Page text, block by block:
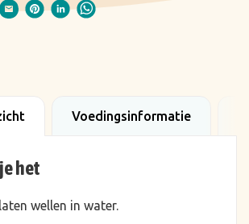
Voedingsinformatie
het
wellen in water.